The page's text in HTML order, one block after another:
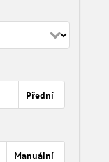
Přední
Manuální